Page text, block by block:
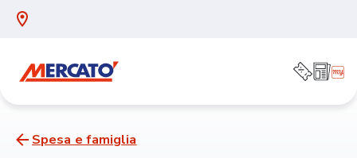
Spesa e famiglia